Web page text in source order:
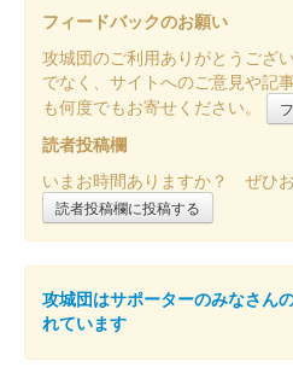
販売終了
沼田城跡 御城印 旧
沼田城跡 御城印
販売終了
フィードバックのお願い
攻城団のご利用ありがとうござ
でなく、サイトへのご意見や記
も何度でもお寄せください。
読者投稿欄
いまお時間ありますか？ ぜひ
読者投稿欄に投稿する
攻城団はサポーターのみなさん
れています